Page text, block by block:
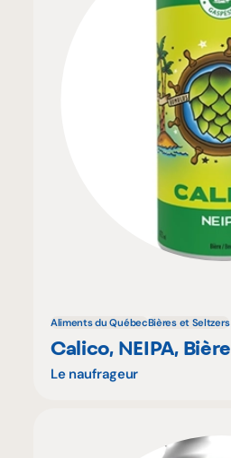
Aliments du QuébecBières et Seltzers
Calico, NEIPA,
Le naufrageur